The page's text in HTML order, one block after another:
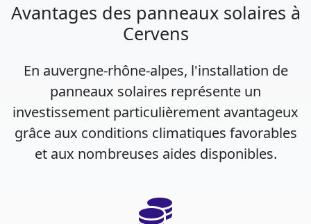
Avantages des panneaux solaires à
Cervens
En auvergne-rhône-alpes, l'installation de
panneaux solaires représente un
investissement particulièrement avantageux
grâce aux conditions climatiques favorables
et aux nombreuses aides disponibles.